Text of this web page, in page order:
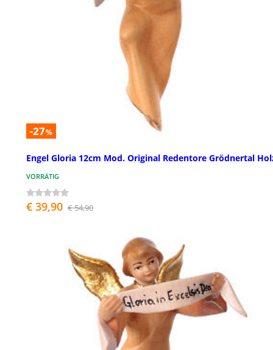
-27%
Engel Gloria 12cm Mod. Original Redentore Grödnertal
VORRÄTIG
€ 39,90 € 54,90